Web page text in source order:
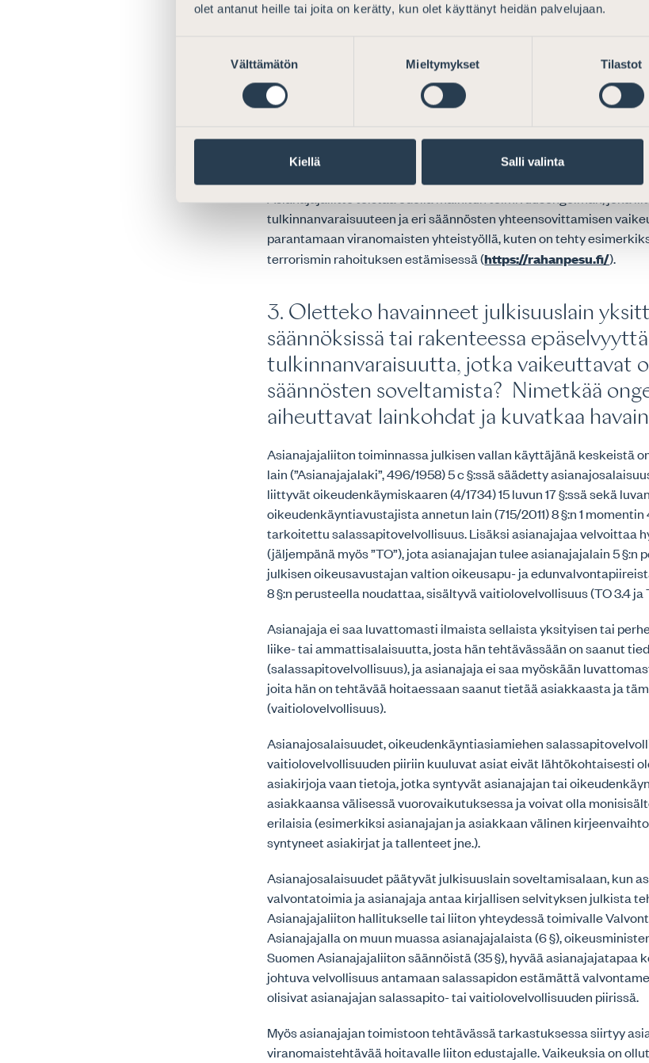
olet antanut heille tai joita on kerätty, kun olet käyttänyt heidän palvelujaan.
Välttämätön Mieltymykset Tilastot
Kiellä Salli valinta
lainsäädäntöön tulisi kehittää keinoja – lähtökohtana kuitenkin
2. Liittyykö julkisuuslain säännösten
toimivuuteen (esim. asiakirjan käsite,
tulemisen ajankohta) haasteita? Jos
tarkemmin millaisia?
tulkinnanvaraisuuteen ja eri säännösten yhteensovittamisen
parantamaan viranomaisten yhteistyöllä, kuten on tehty
terrorismin rahoituksen estämisessä (https://rahanpesu.fi/).
3. Oletteko havainneet julkisuuslain
säännöksissä tai rakenteessa
tulkinnanvaraisuutta, jotka vaikeuttavat
säännösten soveltamista? Nimetkää
aiheuttavat lainkohdat ja kuvatkaa
Asianajajaliiton toiminnassa julkisen vallan käyttäjänä keskeistä
lain (”Asianajajalaki”, 496/1958) 5 c §:ssä säädetty
liittyvät oikeudenkäymiskaaren (4/1734) 15 luvun 17 §:ssä sekä
oikeudenkäyntiavustajista annetun lain (715/2011) 8 §:n 1 momentin
tarkoitettu salassapitovelvollisuus. Lisäksi asianajajaa velvoittaa
(jäljempänä myös ”TO”), jota asianajajan tulee asianajajalain 5 §:n
julkisen oikeusavustajan valtion oikeusapu- ja
8 §:n perusteella noudattaa, sisältyvä vaitiolovelvollisuus (TO 3.4 ja
Asianajaja ei saa luvattomasti ilmaista sellaista yksityisen tai
liike- tai ammattisalaisuutta, josta hän tehtävässään on saanut
(salassapitovelvollisuus), ja asianajaja ei saa myöskään
joita hän on tehtävää hoitaessaan saanut tietää asiakkaasta ja
(vaitiolovelvollisuus).
Asianajosalaisuudet, oikeudenkäyntiasiamiehen
vaitiolovelvollisuuden piiriin kuuluvat asiat eivät lähtökohtaisesti
asiakirjoja vaan tietoja, jotka syntyvät asianajajan tai
asiakkaansa välisessä vuorovaikutuksessa ja voivat olla
erilaisia (esimerkiksi asianajajan ja asiakkaan välinen
syntyneet asiakirjat ja tallenteet jne.).
Asianajosalaisuudet päätyvät julkisuuslain soveltamisalaan, kun
valvontatoimia ja asianajaja antaa kirjallisen selvityksen julkista
Asianajajaliiton hallitukselle tai liiton yhteydessä toimivalle
Asianajajalla on muun muassa asianajajalaista (6 §),
Suomen Asianajajaliiton säännöistä (35 §), hyvää asianajajatapaa
johtuva velvollisuus antamaan salassapidon estämättä
olisivat asianajajan salassapito- tai vaitiolovelvollisuuden piirissä.
Myös asianajajan toimistoon tehtävässä tarkastuksessa siirtyy
viranomaistehtävää hoitavalle liiton edustajalle. Vaikeuksia on